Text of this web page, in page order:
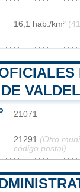
16,1 hab./km²
21071
21291 (Otro
código postal)